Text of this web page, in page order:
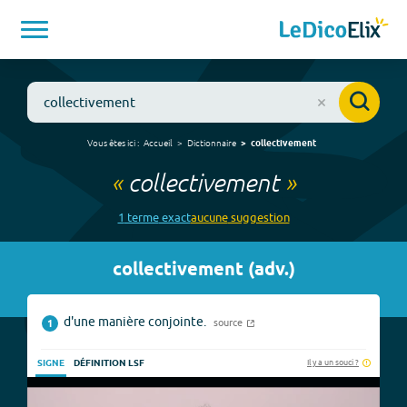
Vous êtes ici : Accueil Dictionnaire collectivement
« collectivement»
1 termeexactaucunesuggestion
collectivement(adv.)
1 d'une manière conjointe. source
SIGNE DÉFINITION LSF Il y a un souci ?